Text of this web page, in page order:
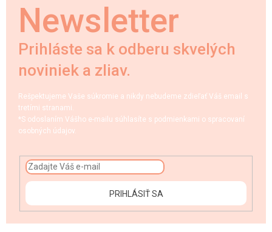
Newsletter
Prihláste sa k odberu skvelých
noviniek a zliav.
Rešpektujeme Vaše súkromie a nikdy nebudeme zdieľať Váš email s
tretími stranami.
*S odoslaním Vášho e-mailu súhlasíte s podmienkami o spracovaní
osobných údajov.
PRIHLÁSIŤ SA